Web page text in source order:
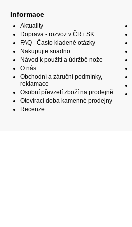
Informace
Aktuality
Doprava - rozvoz v ČR i SK
FAQ - Často kladené otázky
Nakupujte snadno
Návod k použití a údržbě nože
O nás
Obchodní a záruční podmínky,
reklamace
Osobní převzetí zboží na prodejně
Otevírací doba kamenné prodejny
Recenze